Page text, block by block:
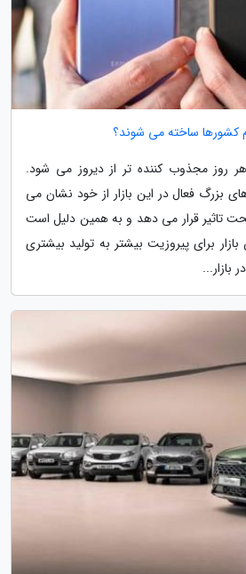
کشورها ساخته می شوند؟
روز مجذوب کننده تر از دیروز می شود.
بزرگ فعال در این بازار از خود نشان می
تاثیر قرار می دهد و به همین دلیل است
برای پیروزیت بیشتر به تولید بیشتری
بازار...